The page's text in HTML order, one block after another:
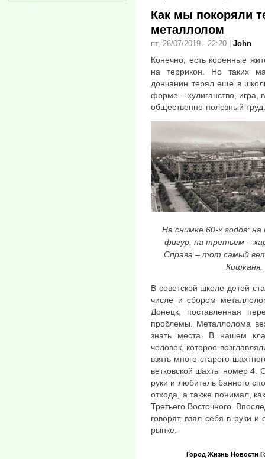
Как мы покоряли
металлолом
пт, 26/07/2019 - 22:20 | John
Конечно, есть коренные
на террикон. Но таких
дончанин терял еще в
форме – хулиганство, игра,
общественно-полезный труд.
На снимке 60-х годов:
фигур, на третьем –
Справа – тот самый
В советской школе детей
числе и сбором
Донецк, поставленная
проблемы. Металлолома
знать места. В нашем
человек, которое
взять много старого
ветковской шахты номер 4.
руки и любитель банного
отхода, а также понимал,
Третьего Восточного.
говорят, взял себя в руки
рынке.
Город Жизнь Новости